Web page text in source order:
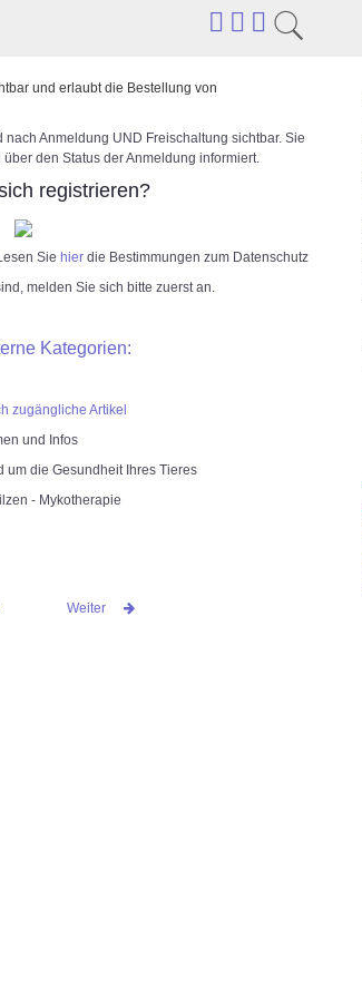
und erlaubt die Bestellung von
Anmeldung UND Freischaltung sichtbar. Sie
den Status der Anmeldung informiert.
registrieren?
Sie hierdie Bestimmungen zum Datenschutz
melden Sie sich bitte zuerst an.
Kategorien:
zugängliche Artikel
und Infos
um die Gesundheit Ihres Tieres
- Mykotherapie
Weiter